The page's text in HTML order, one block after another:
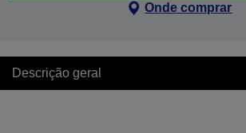
Onde comprar
Descrição geral